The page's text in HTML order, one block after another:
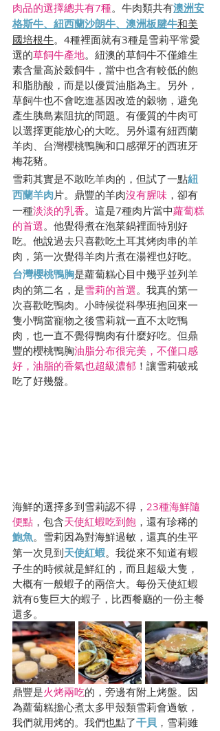
肉品的選擇總共有7種。牛肉類共有澳洲安
格斯牛、紐西蘭沙朗牛、澳洲板腱牛和美
國培根牛。4種裡面就有3種是雪莉平常愛
選的草飼牛產地。紐澳的草飼牛不僅維生
素含量高於穀飼牛，當中也含有較低的飽
和脂肪酸，而是以優質油脂為主。另外，
草飼牛也不會吃進基因改造的穀物，避免
產生胰島素阻抗的問題。有優質的牛肉可
以選擇更能放心的大吃。另外還有紐西蘭
羊肉、台灣櫻桃鴨胸和口感彈牙的西班牙
梅花豬。
雪莉其實是不敢吃羊肉的，但試了一點紐
西蘭羊肉片。鼎豐的羊肉沒有腥味 ，卻有
一種淡淡的乳香。這是7種肉片當中蘿蔔糕
的首選。他覺得煮在泡菜鍋裡面特別好
吃。他說過去只喜歡吃土耳其烤肉串的羊
肉，第一次覺得羊肉片煮在湯裡也好吃。
台灣櫻桃鴨胸是蘿蔔糕心目中幾乎並列羊
肉的第二名，是雪莉的首選。我真的第一
次喜歡吃鴨肉。小時候從科學班抱回來一
隻小鴨當寵物之後雪莉就一直不太吃鴨
肉，也一直不覺得鴨肉有什麼好吃。但鼎
豐的櫻桃鴨胸油脂分布很完美，不僅口感
好，油脂的香氣也超級濃郁 ！讓雪莉破戒
吃了好幾盤。
海鮮的選擇多到雪莉認不得， 23種海鮮隨
便點 ，包含天使紅蝦吃到飽 ，還有珍稀的
鮑魚。雪莉因為對海鮮過敏，還真的生平
第一次見到天使紅蝦。我從來不知道有蝦
子生的時候就是鮮紅的，而且超級大隻，
大概有一般蝦子的兩倍大。每份天使紅蝦
就有6隻巨大的蝦子，比西餐廳的一份主餐
還多。
鼎豐是火烤兩吃的，旁邊有附上烤盤。因
為蘿蔔糕擔心煮太多甲殼類雪莉會過敏，
我們就用烤的。我們也點了干貝 ，雪莉雖